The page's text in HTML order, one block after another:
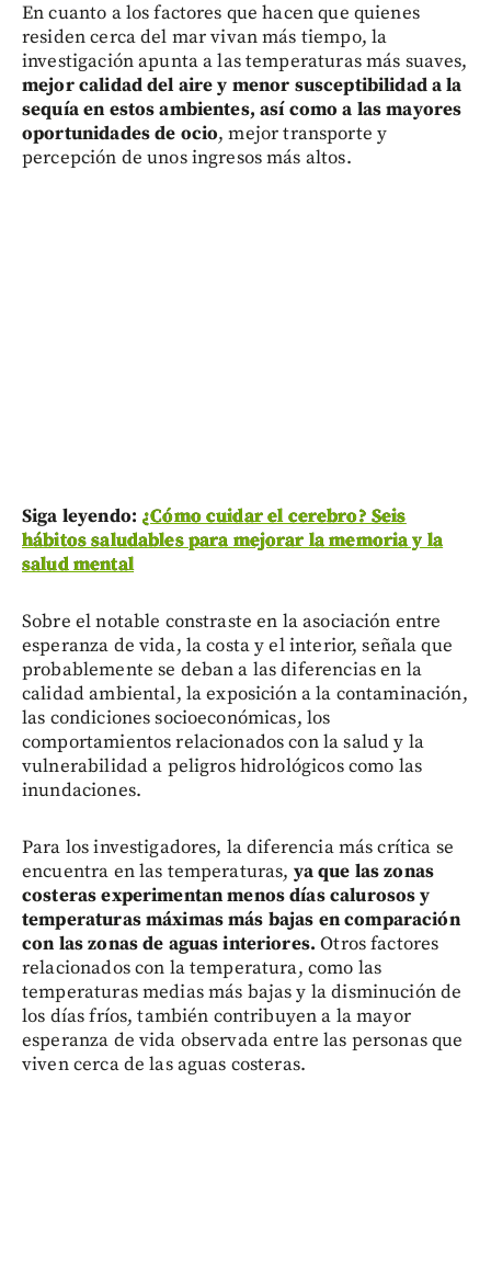
En cuanto a los factores que hacen que quienes
residen cerca del mar vivan más tiempo, la
investigación apunta a las temperaturas más suaves,
mejor calidad del aire y menor susceptibilidad a la
sequía en estos ambientes, así como a las mayores
oportunidades de ocio, mejor transporte y
percepción de unos ingresos más altos.
Siga leyendo: ¿Cómo cuidar el cerebro? Seis
hábitos saludables para mejorar la memoria y la
salud mental
Sobre el notable constraste en la asociación entre
esperanza de vida, la costa y el interior, señala que
probablemente se deban a las diferencias en la
calidad ambiental, la exposición a la contaminación,
las condiciones socioeconómicas, los
comportamientos relacionados con la salud y la
vulnerabilidad a peligros hidrológicos como las
inundaciones.
Para los investigadores, la diferencia más crítica se
encuentra en las temperaturas, ya que las zonas
costeras experimentan menos días calurosos y
temperaturas máximas más bajas en comparación
con las zonas de aguas interiores. Otros factores
relacionados con la temperatura, como las
temperaturas medias más bajas y la disminución de
los días fríos, también contribuyen a la mayor
esperanza de vida observada entre las personas que
viven cerca de las aguas costeras.